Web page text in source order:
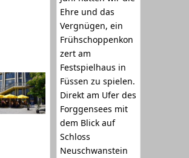
Ehre und das
Vergnügen, ein
Frühschoppenkon
zert am
Festspielhaus in
Füssen zu spielen.
Direkt am Ufer des
Forggensees mit
dem Blick auf
Schloss
Neuschwanstein